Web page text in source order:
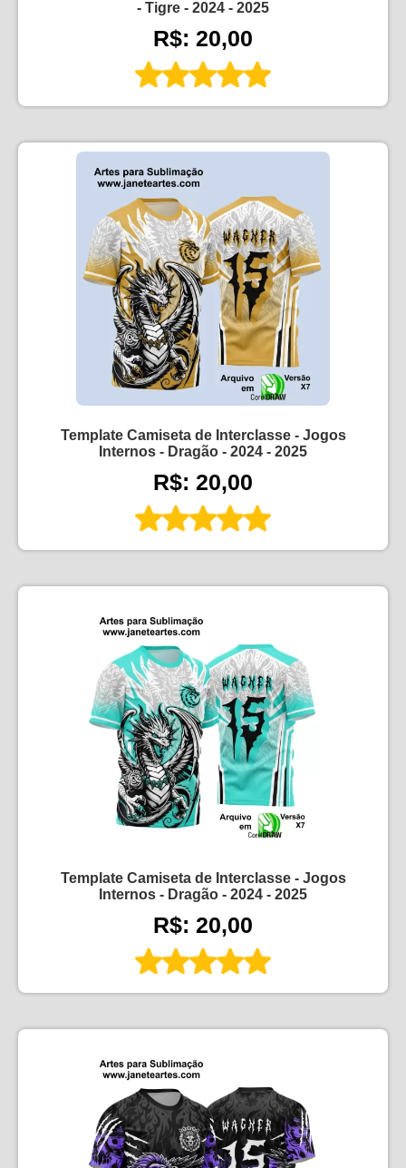
- Tigre - 2024 - 2025
R$: 20,00
Template Camiseta de Interclasse - Jogos
Internos - Dragão - 2024 - 2025
R$: 20,00
Template Camiseta de Interclasse - Jogos
Internos - Dragão - 2024 - 2025
R$: 20,00